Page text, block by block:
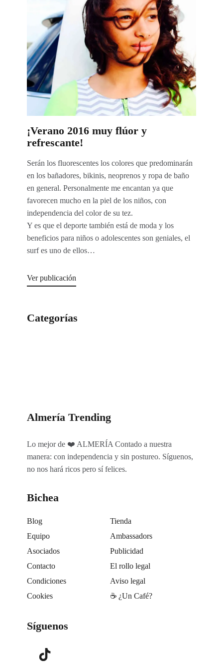
¡Verano 2016 muy flúor y
refrescante!
Serán los fluorescentes los colores que predominarán
en los bañadores, bikinis, neoprenos y ropa de baño
en general. Personalmente me encantan ya que
favorecen mucho en la piel de los niños, con
independencia del color de su tez.
Y es que el deporte también está de moda y los
beneficios para niños o adolescentes son geniales, el
surf es uno de ellos…
Ver publicación
Categorías
Almería Trending
Lo mejor de ❤️ ALMERÍA Contado a nuestra
manera: con independencia y sin postureo. Síguenos,
no nos hará ricos pero sí felices.
Bichea
Blog
Tienda
Equipo
Ambassadors
Asociados
Publicidad
Contacto
El rollo legal
Condiciones
Aviso legal
Cookies
☕️ ¿Un Café?
Síguenos